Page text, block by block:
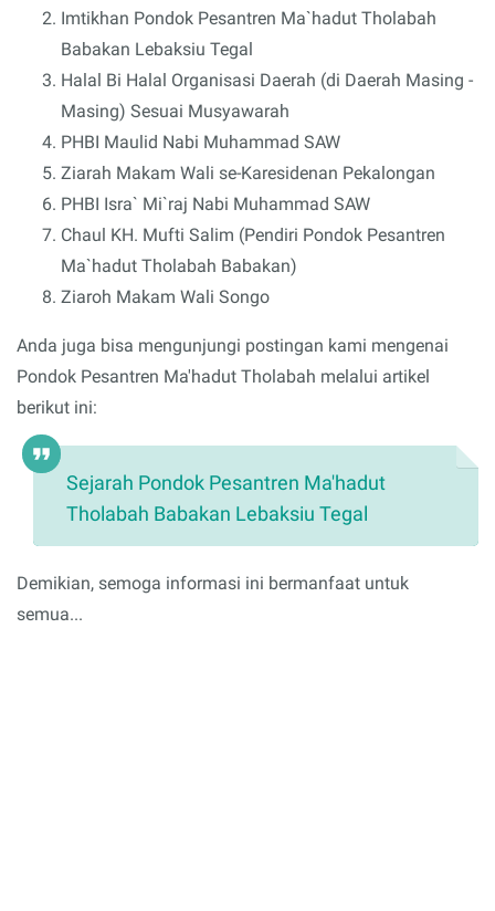
Imtikhan Pondok Pesantren Ma`hadut Tholabah
Babakan Lebaksiu Tegal
Halal Bi Halal Organisasi Daerah (di Daerah Masing -
Masing) Sesuai Musyawarah
PHBI Maulid Nabi Muhammad SAW
Ziarah Makam Wali se-Karesidenan Pekalongan
PHBI Isra` Mi`raj Nabi Muhammad SAW
Chaul KH. Mufti Salim (Pendiri Pondok Pesantren
Ma`hadut Tholabah Babakan)
Ziaroh Makam Wali Songo
Anda juga bisa mengunjungi postingan kami mengenai
Pondok Pesantren Ma'hadut Tholabah melalui artikel
berikut ini:
Sejarah Pondok Pesantren Ma'hadut
Tholabah Babakan Lebaksiu Tegal
Demikian, semoga informasi ini bermanfaat untuk
semua...